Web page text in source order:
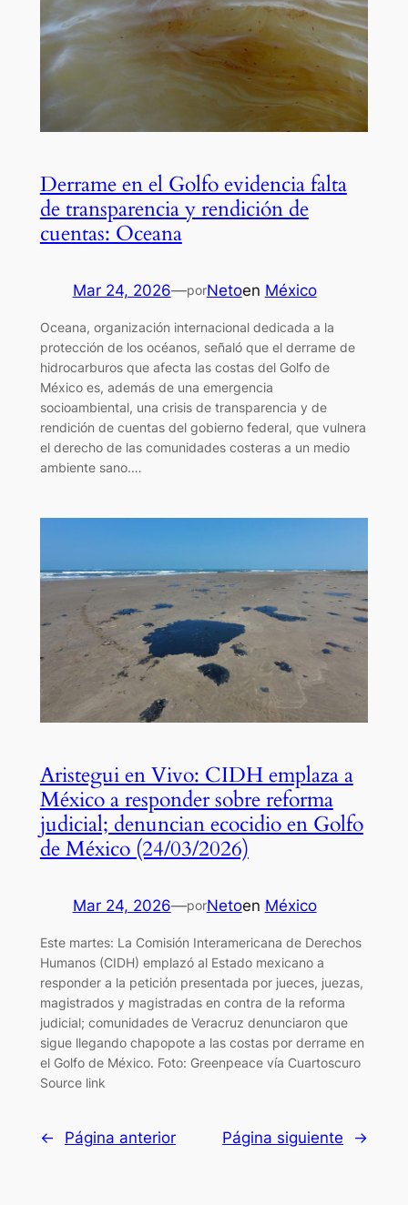
Derrame en el Golfo evidencia falta
de transparencia y rendición de
cuentas: Oceana
Mar 24, 2026—porNetoen México
Oceana, organización internacional dedicada a la
protección de los océanos, señaló que el derrame de
hidrocarburos que afecta las costas del Golfo de
México es, además de una emergencia
socioambiental, una crisis de transparencia y de
rendición de cuentas del gobierno federal, que vulnera
el derecho de las comunidades costeras a un medio
ambiente sano.…
Aristegui en Vivo: CIDH emplaza a
México a responder sobre reforma
judicial; denuncian ecocidio en Golfo
de México (24/03/2026)
Mar 24, 2026—porNetoen México
Este martes: La Comisión Interamericana de Derechos
Humanos (CIDH) emplazó al Estado mexicano a
responder a la petición presentada por jueces, juezas,
magistrados y magistradas en contra de la reforma
judicial; comunidades de Veracruz denunciaron que
sigue llegando chapopote a las costas por derrame en
el Golfo de México. Foto: Greenpeace vía Cuartoscuro
Source link
← Página anterior Página siguiente →